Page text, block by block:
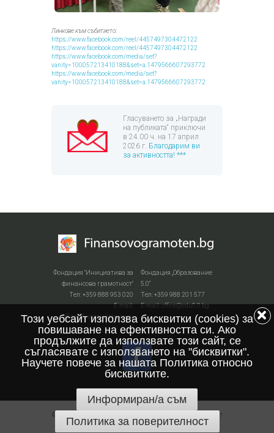
Линкове към събитието:
https://www.facebook.com/reel/4457497304472122
https://www.facebook.com/reel/4457497304472122
https://www.facebook.com/media/set?
vanity=100057213410188&set=a.1479566607293772
https://www.facebook.com/media/set?
vanity=100057213410188&set=a.1479566607293772
Гласуването за „Награди
на публиката“ приключи
в 24.00 ч. на 17 април
2026 г. Благодарим ви
за активността! ***
Фондация „Образование
5.0“
Тел: +359 988 201 577
Е-mail: office@edu5.0.bg
Фондация "Инициатива за
финансова грамотност"
Тел: +359 888 953 020
Е-mail:
office@financialiteracy.eu
© 2026 All Rights Reserved.
Политика за поверителност
и защита на личните данни
Този уебсайт използва бисквитки (cookies) за
повишаване на ефективността си. Ако
продължите да използвате този сайт, се
съгласявате с използването на "бисквитки".
Научете повече за нашата Политика относно
бисквитките.
Информиран/а съм
Политика за поверителност